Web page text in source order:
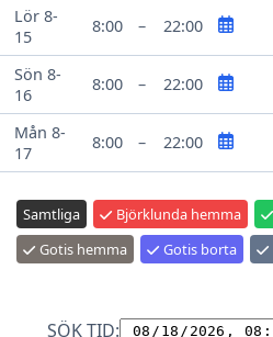
Lör 8-
15
8:00 – 22:00
Sön 8-
16
8:00 – 22:00
Mån 8-
17
8:00 – 22:00
Samtliga Björklunda hemma
Gotis hemma
Gotis borta
SÖK TID: